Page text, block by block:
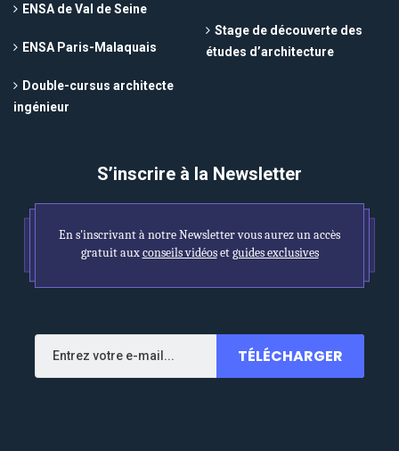
ENSA de Val de Seine
ENSA Paris-Malaquais
Double-cursus architecte
ingénieur
Stage de découverte des
études d’architecture
S’inscrire à la Newsletter
En s'inscrivant à notre Newsletter vous aurez un accès
gratuit auxconseils vidéosetguides exclusives
TÉLÉCHARGER